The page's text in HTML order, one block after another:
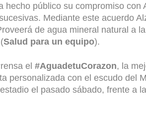
público su compromiso con
Mediante este acuerdo
de agua mineral natural a
Salud para un equipo).
el #AguadetuCorazon, la
personalizada con el escudo del
el pasado sábado, frente a